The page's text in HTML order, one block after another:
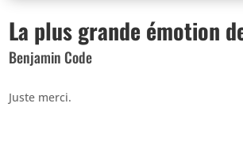
La plus grande émotion
Benjamin Code
Juste merci.